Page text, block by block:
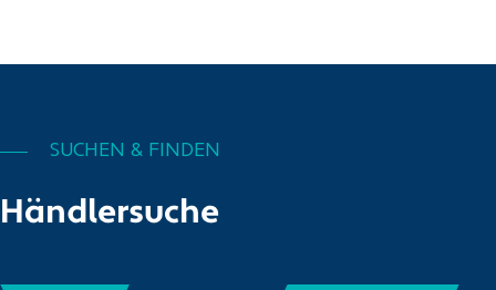
Händlersuche
SUCHEN & FINDEN